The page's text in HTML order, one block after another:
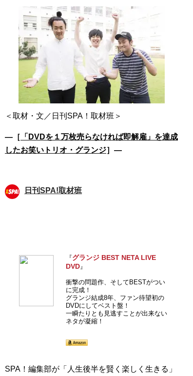
―［ 「DVDを１万枚売らなければ即解雇」を達成
したお笑いトリオ・グランジ］―
日刊SPA!取材班
『グランジ BEST NETA LIVE
DVD』
衝撃の問題作、そしてBESTがつい
に完成！
グランジ結成8年、ファン待望初の
DVDにしてベスト盤！
一瞬たりとも見逃すことが出来ない
ネタが凝縮！
SPA！編集部が「人生後半を賢く楽しく生きる」